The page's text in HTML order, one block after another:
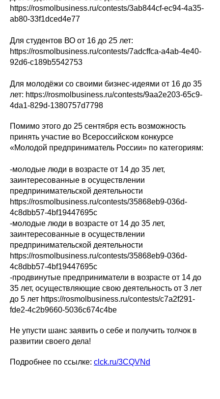
https://rosmolbusiness.ru/contests/3ab844cf-ec94-4a35-
ab80-33f1dced4e77
Для студентов ВО от 16 до 25 лет:
https://rosmolbusiness.ru/contests/7adcffca-a4ab-4e40-
92d6-c189b5542753
Для молодёжи со своими бизнес-идеями от 16 до 35
лет: https://rosmolbusiness.ru/contests/9aa2e203-65c9-
4da1-829d-1380757d7798
Помимо этого до 25 сентября есть возможность
принять участие во Всероссийском конкурсе
«Молодой предприниматель России» по категориям:
-молодые люди в возрасте от 14 до 35 лет,
заинтересованные в осуществлении
предпринимательской деятельности
https://rosmolbusiness.ru/contests/35868eb9-036d-
4c8dbb57-4bf19447695c
-молодые люди в возрасте от 14 до 35 лет,
заинтересованные в осуществлении
предпринимательской деятельности
https://rosmolbusiness.ru/contests/35868eb9-036d-
4c8dbb57-4bf19447695c
-продвинутые предприниматели в возрасте от 14 до
35 лет, осуществляющие свою деятельность от 3 лет
до 5 лет https://rosmolbusiness.ru/contests/c7a2f291-
fde2-4c2b9660-5036c674c4be
Не упусти шанс заявить о себе и получить толчок в
развитии своего дела!
Подробнее по ссылке: clck.ru/3CQVNd